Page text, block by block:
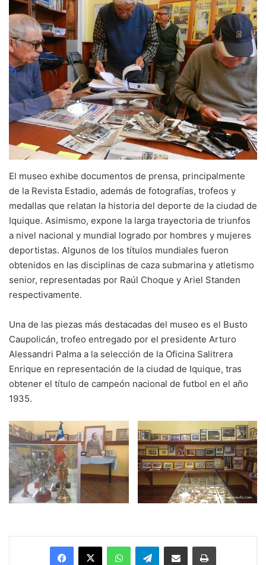
El museo exhibe documentos de prensa, principalmente
de la Revista Estadio, además de fotografías, trofeos y
medallas que relatan la historia del deporte de la ciudad de
Iquique. Asimismo, expone la larga trayectoria de triunfos
a nivel nacional y mundial logrado por hombres y mujeres
deportistas. Algunos de los títulos mundiales fueron
obtenidos en las disciplinas de caza submarina y atletismo
senior, representadas por Raúl Choque y Ariel Standen
respectivamente.
Una de las piezas más destacadas del museo es el Busto
Caupolicán, trofeo entregado por el presidente Arturo
Alessandri Palma a la selección de la Oficina Salitrera
Enrique en representación de la ciudad de Iquique, tras
obtener el título de campeón nacional de futbol en el año
1935.
Facebook
X WhatsAppTelegramEnviar vía email Imprimir